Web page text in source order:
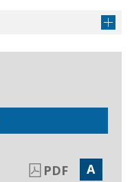
Obtener artículo
PDF A